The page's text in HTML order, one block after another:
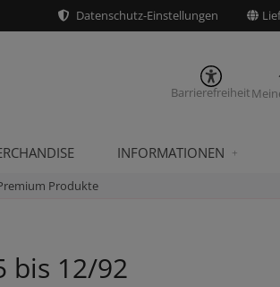
Datenschutz-Einstellungen
Barrierefreiheit
INFORMATIONEN
Produkte
bis 12/92